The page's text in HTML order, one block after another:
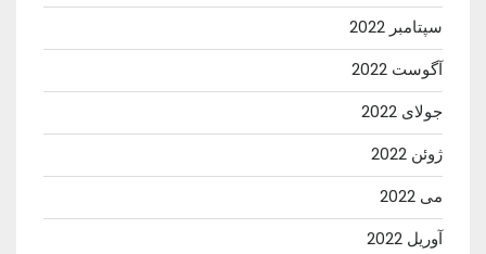
سپتامبر 2022
آگوست 2022
جولای 2022
ژوئن 2022
می 2022
آوریل 2022